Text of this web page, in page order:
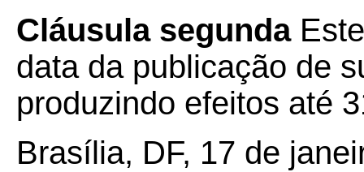
Cláusula segunda
data da publicação de
produzindo efeitos até
Brasília, DF, 17 de